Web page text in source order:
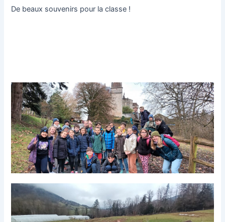
De beaux souvenirs pour la classe !